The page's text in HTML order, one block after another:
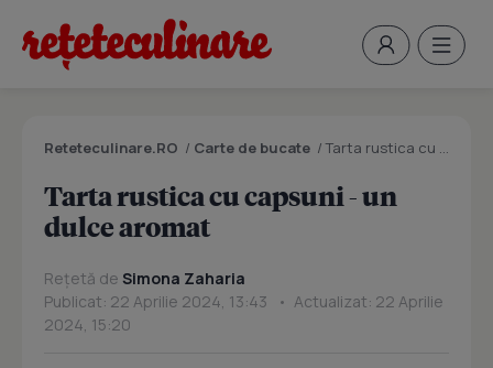
Reteteculinare.RO / Carte de bucate /Tarta rustica cu capsuni - un dulce aromat
Tarta rustica cu capsuni - un
dulce aromat
Rețetă de Simona Zaharia
Publicat: 22 Aprilie 2024, 13:43 • Actualizat: 22 Aprilie
2024, 15:20